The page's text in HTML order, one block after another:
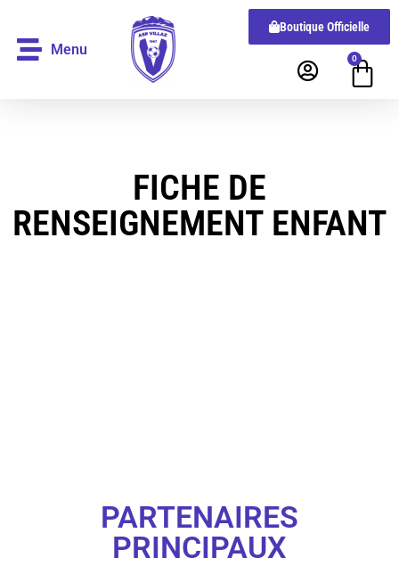
Menu
Boutique Officielle
0
FICHE DE
RENSEIGNEMENT ENFANT
PARTENAIRES
PRINCIPAUX